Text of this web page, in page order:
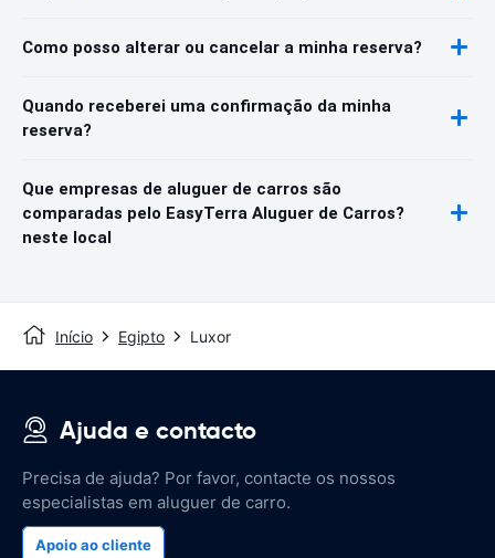
Como posso alterar ou cancelar a minha reserva?
Quando receberei uma confirmação da minha
reserva?
Que empresas de aluguer de carros são
comparadas pelo EasyTerra Aluguer de Carros?
neste local
Início Egipto Luxor
Ajuda e contacto
Precisa de ajuda? Por favor, contacte os nossos
especialistas em aluguer de carro.
Apoio ao cliente